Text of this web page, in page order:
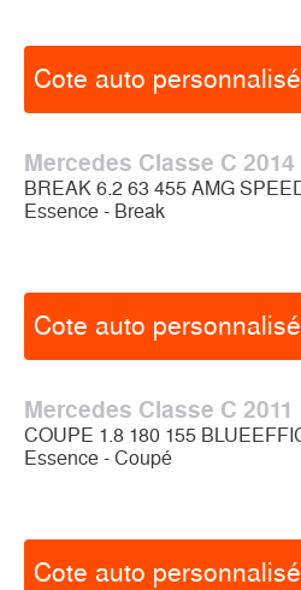
Cote auto
Mercedes Classe C 2014
BREAK 6.2 63 455 AMG
Essence - Break
Cote auto
Mercedes Classe C 2011
COUPE 1.8 180 155
Essence - Coupé
Cote auto